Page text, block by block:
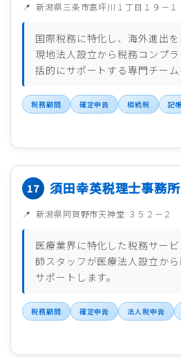
新潟県三条市嘉坪川１丁目１９－１
国際税務に特化し、海外進出を
現地法人設立から税務コンプ
括的にサポートする専門チーム
税務顧問 確定申告 相続税 記
須田幸英税理士事務所
新潟県阿賀野市天神堂 ３５２－２
医療業界に特化した税務サー
師スタッフが医療法人設立か
サポートします。
税務顧問 確定申告 法人税申告